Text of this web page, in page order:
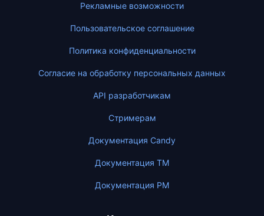
Рекламные возможности
Пользовательское соглашение
Политика конфиденциальности
Согласие на обработку персональных данных
API разработчикам
Стримерам
Документация Candy
Документация ТМ
Документация PM